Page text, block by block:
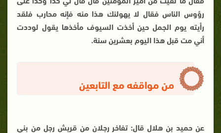
رؤوس الناس فقال لا يهولنك هذا منه فإنه محارب فلقد
رأيته يوم الجمل حين أخذت السيوف مأخذها يقول لوددت
أني مت قبل هذا اليوم بعشرين سنة.
من مواقفه مع التابعين
عن حميد بن هلال قال: تفاخر رجلان من قريش رجل من بني